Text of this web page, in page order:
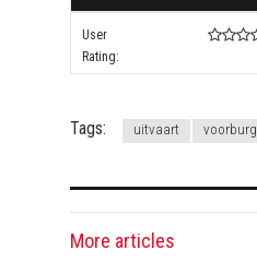
User
Rating:
Tags: uitvaart voorburg
More articles